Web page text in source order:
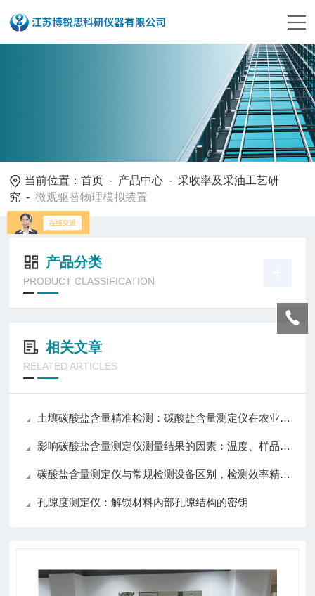
当前位置：首页 - 产品中心 -采收率及采油工艺研
究 -微观驱替物理模拟装置
产品分类
PRODUCT CLASSIFICATION
相关文章
RELATED ARTICLES
土壤碳酸盐含量精准检测：碳酸盐含量测定仪在农业与环境监测中的应用
影响碳酸盐含量测定仪测量结果的因素：温度、样品与操作技巧详解
碳酸盐含量测定仪与常规检测设备区别，检测效率精准度操作对比分析
孔隙度测定仪：解锁材料内部孔隙结构的密钥